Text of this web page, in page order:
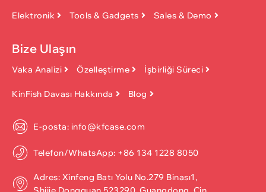
Elektronik Tools & Gadgets Sales & Demo
Bize Ulaşın
Vaka Analizi Özelleştirme İşbirliği Süreci
KinFish Davası Hakkında Blog
E-posta: info@kfcase.com
Telefon/WhatsApp: +86 134 1228 8050
Adres: Xinfeng Batı Yolu No.279 Binası1,